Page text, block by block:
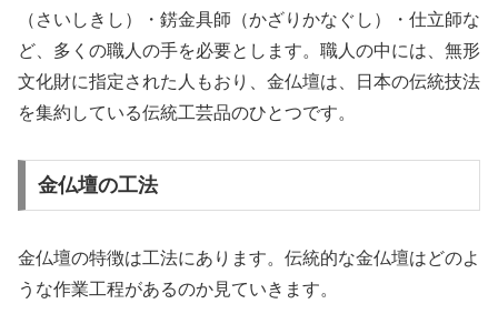
（さいしきし）・錺金具師（かざりかなぐし）・仕立師な
ど、多くの職人の手を必要とします。職人の中には、無形
文化財に指定された人もおり、金仏壇は、日本の伝統技法
を集約している伝統工芸品のひとつです。
金仏壇の工法
金仏壇の特徴は工法にあります。伝統的な金仏壇はどのよ
うな作業工程があるのか見ていきます。